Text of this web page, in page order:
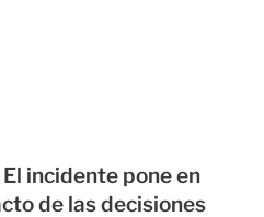
El incidente pone en
de las decisiones